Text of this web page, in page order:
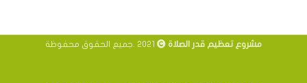
مشروع تعظيم قدر الصلاة